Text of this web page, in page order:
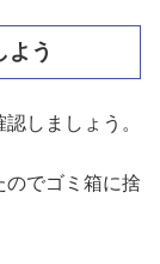
よう
しましょう。
のでゴミ箱に捨